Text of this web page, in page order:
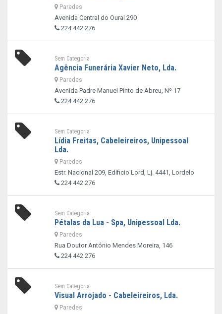
Paredes
Avenida Central do Oural 290
224 442 276
Sem Categoria
Agência Funerária Xavier Neto, Lda.
Paredes
Avenida Padre Manuel Pinto de Abreu, Nº 17
224 442 276
Sem Categoria
Lídia Freitas, Cabeleireiros, Unipessoal
Lda.
Paredes
Estr. Nacional 209, Edíficio Lord, Lj. 4441, Lordelo
224 442 276
Sem Categoria
Pétalas da Lua - Spa, Unipessoal Lda.
Paredes
Rua Doutor António Mendes Moreira, 146
224 442 276
Sem Categoria
Visual Arrojado - Cabeleireiros, Lda.
Paredes